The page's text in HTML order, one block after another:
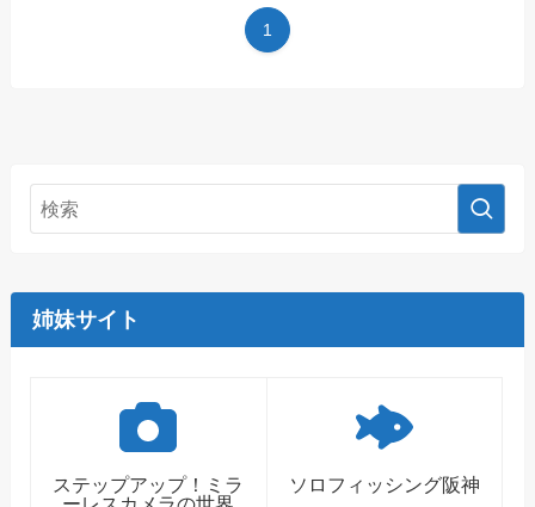
1
姉妹サイト
ステップアップ！ミラ
ソロフィッシング阪神